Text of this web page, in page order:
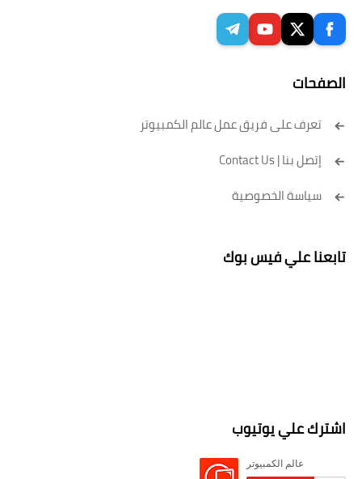
الصفحات
تعرف على فريق عمل عالم الكمبيوتر
إتصل بنا | Contact Us
سياسة الخصوصية
تابعنا علي فيس بوك
اشترك علي يوتيوب